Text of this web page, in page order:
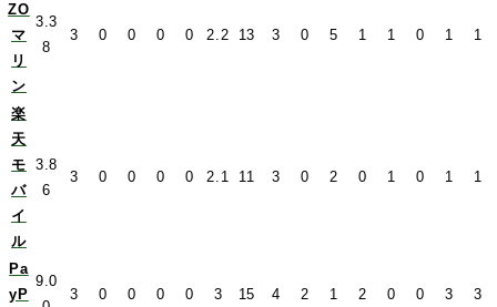
ZO
マ
リ
ン
3.3
8
3 0 0 0 0 2.2 13 3 0 5 1 1 0 1 1
楽
天
モ
バ
イ
ル
3.8
6
3 0 0 0 0 2.1 11 3 0 2 0 1 0 1 1
Pa
yP
9.0
3 0 0 0 0 3 15 4 2 1 2 0 0 3 3